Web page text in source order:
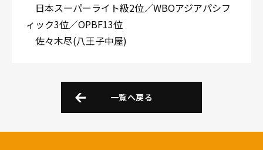
日本スーパーライト級2位／WBOアジアパシフ
ィック3位／OPBF13位
佐々木尽(八王子中屋)
一覧へ戻る